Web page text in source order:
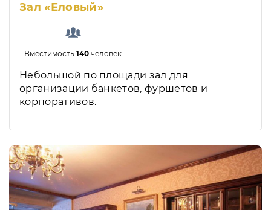
Зал «Еловый»
Вместимость140 человек
Небольшой по площади зал для
организации банкетов, фуршетов и
корпоративов.